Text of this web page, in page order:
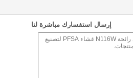
إرسال استفسارك مباشرة لنا